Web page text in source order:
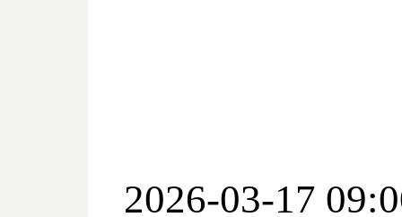
2026-03-17